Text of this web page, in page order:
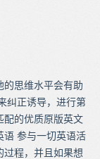
的思维水平会有助
纠正诱导，进行第
配的优质原版英文
语 参与一切英语活
过程，并且如果想